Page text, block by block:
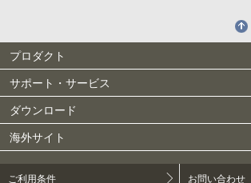
プロダクト
サポート・サービス
ダウンロード
海外サイト
ご利用条件 お問い合わせ